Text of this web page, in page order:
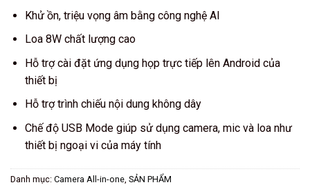
Khử ồn, triệu vọng âm bằng công nghệ AI
Loa 8W chất lượng cao
Hỗ trợ cài đặt ứng dụng họp trực tiếp lên Android của
thiết bị
Hỗ trợ trình chiếu nội dung không dây
Chế độ USB Mode giúp sử dụng camera, mic và loa như
thiết bị ngoại vi của máy tính
Danh mục: Camera All-in-one SẢN PHẨM